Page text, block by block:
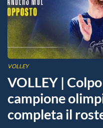
VOLLEY
VOLLEY |
campione
completa il